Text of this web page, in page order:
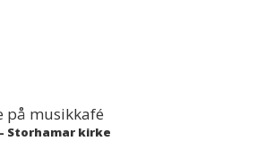
på musikkafé
- Storhamar kirke